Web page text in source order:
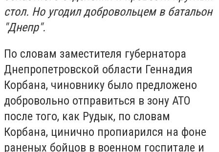
стол. Но угодил добровольцем в батальон
"Днепр".
По словам заместителя губернатора
Днепропетровской области Геннадия
Корбана, чиновнику было предложено
добровольно отправиться в зону АТО
после того, как Рудык, по словам
Корбана, цинично пропиарился на фоне
раненых бойцов в военном госпитале и